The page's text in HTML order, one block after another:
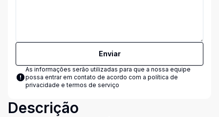
Enviar
As informações serão utilizadas para que a nossa equipe
possa entrar em contato de acordo com a política de
privacidade e termos de serviço
Descrição